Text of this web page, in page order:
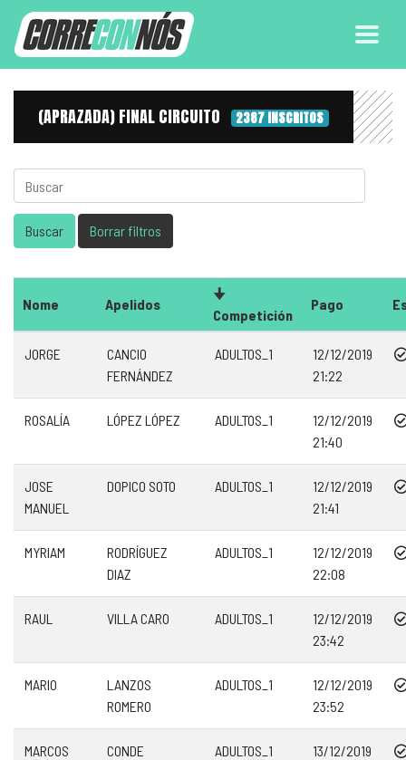
(APRAZADA) FINAL CIRCUITO 2387 INSCRITOS
Nome Apelidos
Competición
Pago
JORGE
CANCIO
FERNÁNDEZ
ADULTOS_1
12/12/2019
21:22
ROSALÍA LÓPEZ LÓPEZ ADULTOS_1
12/12/2019
21:40
JOSE
MANUEL
DOPICO SOTO ADULTOS_1
12/12/2019
21:41
MYRIAM
RODRÍGUEZ
DIAZ
ADULTOS_1
12/12/2019
22:08
RAUL VILLA CARO ADULTOS_1
12/12/2019
23:42
MARIO
LANZOS
ROMERO
ADULTOS_1
12/12/2019
23:52
MARCOS
CONDE
ADULTOS_1
13/12/2019